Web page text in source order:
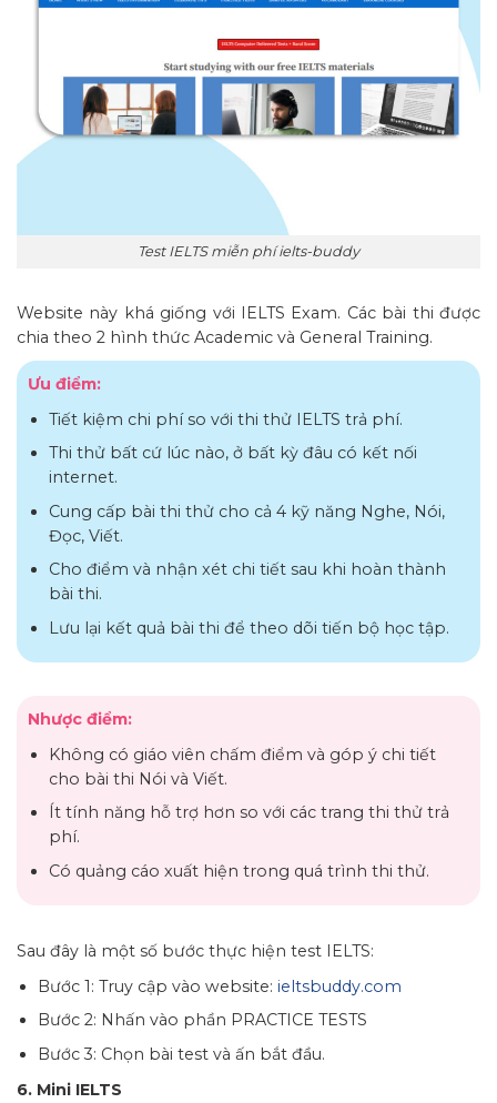
Test IELTS miễn phí ielts-buddy
Website này khá giống với IELTS Exam. Các bài thi được
chia theo 2 hình thức Academic và General Training.
Ưu điểm:
Tiết kiệm chi phí so với thi thử IELTS trả phí.
Thi thử bất cứ lúc nào, ở bất kỳ đâu có kết nối
internet.
Cung cấp bài thi thử cho cả 4 kỹ năng Nghe, Nói,
Đọc, Viết.
Cho điểm và nhận xét chi tiết sau khi hoàn thành
bài thi.
Lưu lại kết quả bài thi để theo dõi tiến bộ học tập.
Nhược điểm:
Không có giáo viên chấm điểm và góp ý chi tiết
cho bài thi Nói và Viết.
Ít tính năng hỗ trợ hơn so với các trang thi thử trả
phí.
Có quảng cáo xuất hiện trong quá trình thi thử.
Sau đây là một số bước thực hiện test IELTS:
Bước 1: Truy cập vào website: ieltsbuddy.com
Bước 2: Nhấn vào phần PRACTICE TESTS
Bước 3: Chọn bài test và ấn bắt đầu.
6. Mini IELTS